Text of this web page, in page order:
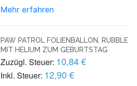
Mehr erfahren
PAW PATROL FOLIENBALLON, RUBBLE
MIT HELIUM ZUM GEBURTSTAG
Zuzügl. Steuer: 10,84 €
Inkl. Steuer: 12,90 €